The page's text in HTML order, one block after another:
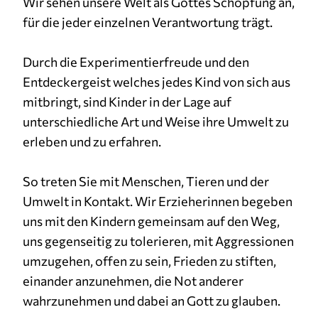
für die jeder einzelnen Verantwortung trägt.
Durch die Experimentierfreude und den
Entdeckergeist welches jedes Kind von sich aus
mitbringt, sind Kinder in der Lage auf
unterschiedliche Art und Weise ihre Umwelt zu
erleben und zu erfahren.
So treten Sie mit Menschen, Tieren und der
Umwelt in Kontakt. Wir Erzieherinnen begeben
uns mit den Kindern gemeinsam auf den Weg,
uns gegenseitig zu tolerieren, mit Aggressionen
umzugehen, offen zu sein, Frieden zu stiften,
einander anzunehmen, die Not anderer
wahrzunehmen und dabei an Gott zu glauben.